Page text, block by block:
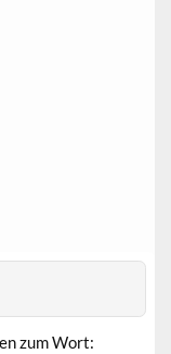
zum Wort: